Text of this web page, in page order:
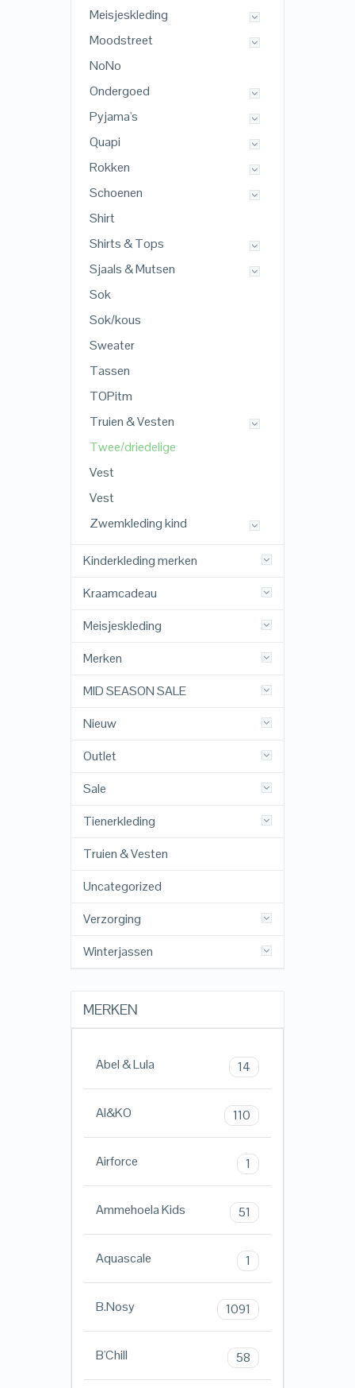
Meisjeskleding
Moodstreet
NoNo
Ondergoed
Pyjama's
Quapi
Rokken
Schoenen
Shirt
Shirts & Tops
Sjaals & Mutsen
Sok
Sok/kous
Sweater
Tassen
TOPitm
Truien & Vesten
Twee/driedelige
Vest
Vest
Zwemkleding kind
Kinderkleding merken
Kraamcadeau
Meisjeskleding
Merken
MID SEASON SALE
Nieuw
Outlet
Sale
Tienerkleding
Truien & Vesten
Uncategorized
Verzorging
Winterjassen
MERKEN
Abel & Lula 14
AI&KO 110
Airforce 1
Ammehoela Kids 51
Aquascale 1
B.Nosy 1091
B'Chill 58